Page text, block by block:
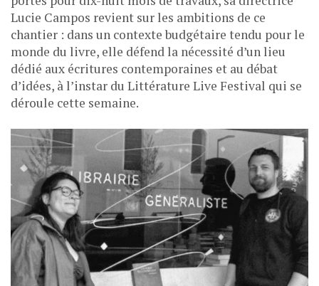
Lucie Campos revient sur les ambitions de ce
chantier : dans un contexte budgétaire tendu pour le
monde du livre, elle défend la nécessité d’un lieu
dédié aux écritures contemporaines et au débat
d’idées, à l’instar du Littérature Live Festival qui se
déroule cette semaine.